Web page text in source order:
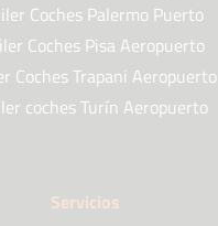
Coches Palermo Puerto
Coches Pisa Aeropuerto
Coches Trapani Aeropuerto
coches Turín Aeropuerto
Servicios